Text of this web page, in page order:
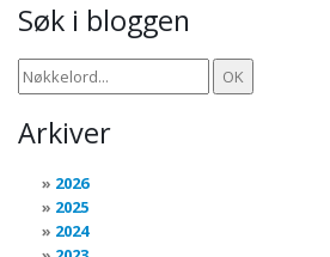
Søk i bloggen
Arkiver
2026
2025
2024